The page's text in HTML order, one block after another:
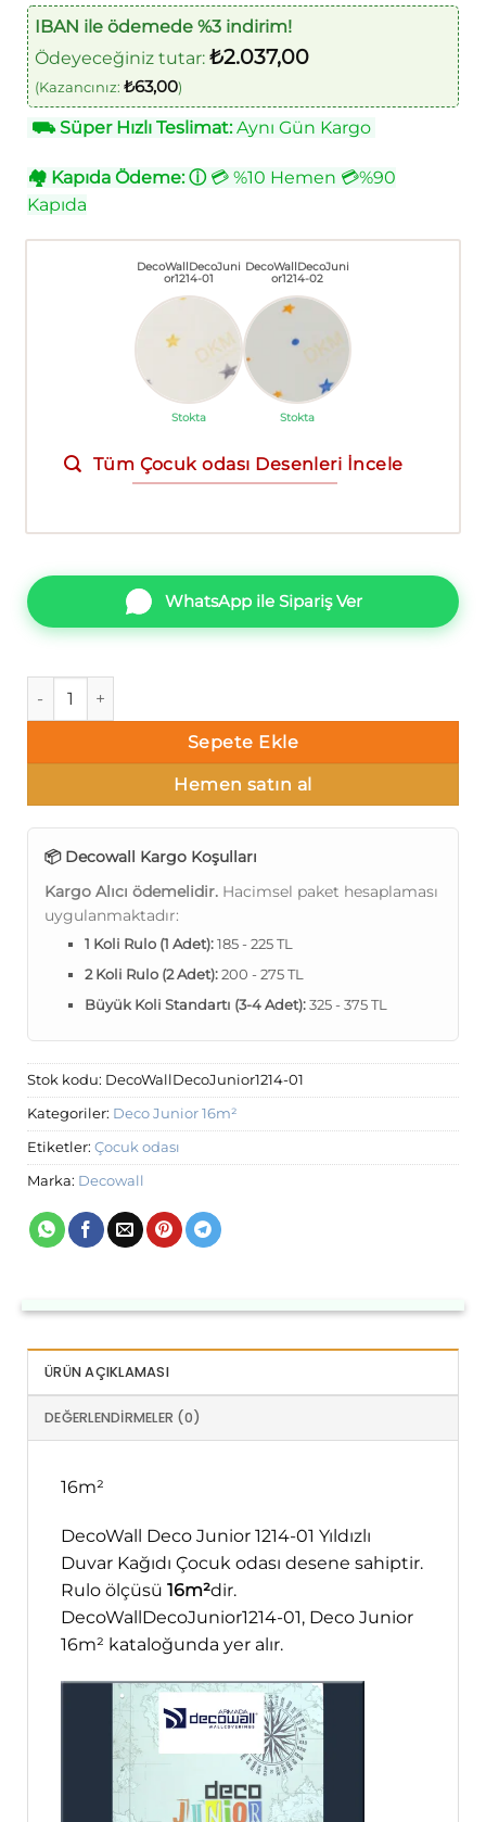
IBAN ile ödemede %3 indirim!
Ödeyeceğiniz tutar: ₺2.037,00
(Kazancınız: ₺63,00)
⛟Süper Hızlı Teslimat:Aynı Gün Kargo
🏘 Kapıda Ödeme: ⓘ💳 %10 Hemen 💳%90
Kapıda
DecoWallDecoJuni
or1214-01
Stokta
DecoWallDecoJuni
or1214-02
Stokta
Tüm Çocuk odası Desenleri İncele
WhatsApp ile Sipariş Ver
DecoWall Deco Junior 1214-01 Yıldızlı Duvar Kağıdı adet
Sepete Ekle
Hemen satın al
📦 Decowall Kargo Koşulları
Kargo Alıcı ödemelidir. Hacimsel paket hesaplaması
uygulanmaktadır:
1 Koli Rulo (1 Adet):185 - 225 TL
2 Koli Rulo (2 Adet):200 - 275 TL
Büyük Koli Standartı (3-4 Adet):325 - 375 TL
Stok kodu: DecoWallDecoJunior1214-01
Kategoriler: Deco Junior 16m²
Etiketler: Çocuk odası
Marka: Decowall
ÜRÜN AÇIKLAMASI
DEĞERLENDIRMELER (0)
16m²
DecoWall Deco Junior 1214-01 Yıldızlı
Duvar Kağıdı Çocuk odası desene sahiptir.
Rulo ölçüsü 16m²dir.
DecoWallDecoJunior1214-01, Deco Junior
16m² kataloğunda yer alır.